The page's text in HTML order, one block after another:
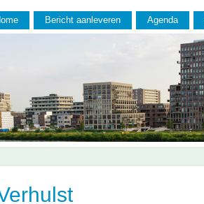
Bericht aanleveren Agenda